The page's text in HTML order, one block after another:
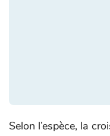
Selon l’espèce, la